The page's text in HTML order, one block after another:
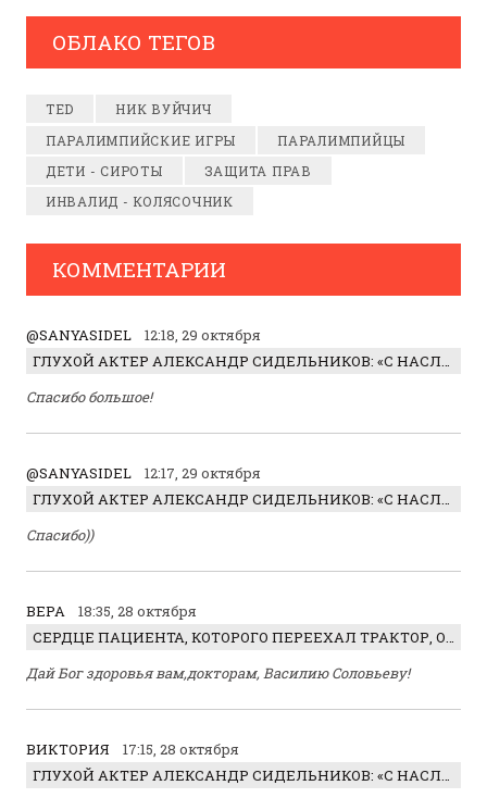
ОБЛАКО ТЕГОВ
TED
НИК ВУЙЧИЧ
ПАРАЛИМПИЙСКИЕ ИГРЫ
ПАРАЛИМПИЙЦЫ
ДЕТИ - СИРОТЫ
ЗАЩИТА ПРАВ
ИНВАЛИД - КОЛЯСОЧНИК
КОММЕНТАРИИ
@SANYASIDEL
12:18, 29 октября
ГЛУХОЙ АКТЕР АЛЕКСАНДР СИДЕЛЬНИКОВ: «С НАСЛАЖДЕНИЕМ ИГРАЛ ОТРИЦАТЕЛЬНОГО ГЕРОЯ!»
Спасибо большое!
@SANYASIDEL
12:17, 29 октября
ГЛУХОЙ АКТЕР АЛЕКСАНДР СИДЕЛЬНИКОВ: «С НАСЛАЖДЕНИЕМ ИГРАЛ ОТРИЦАТЕЛЬНОГО ГЕРОЯ!»
Спасибо))
ВЕРА
18:35, 28 октября
СЕРДЦЕ ПАЦИЕНТА, КОТОРОГО ПЕРЕЕХАЛ ТРАКТОР, ОБНАРУЖИЛИ… В ЖИВОТЕ
Дай Бог здоровья вам,докторам, Василию Соловьеву!
ВИКТОРИЯ
17:15, 28 октября
ГЛУХОЙ АКТЕР АЛЕКСАНДР СИДЕЛЬНИКОВ: «С НАСЛАЖДЕНИЕМ ИГРАЛ ОТРИЦАТЕЛЬНОГО ГЕРОЯ!»